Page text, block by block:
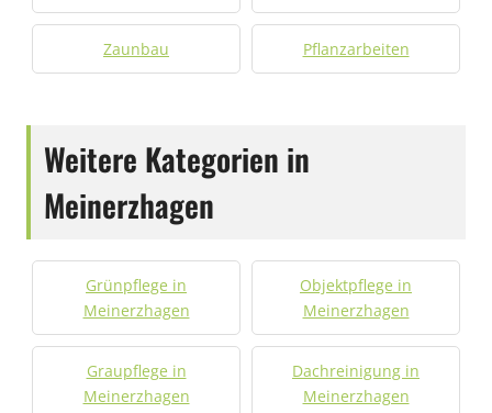
Zaunbau Pflanzarbeiten
Weitere Kategorien in
Meinerzhagen
Grünpflege in
Meinerzhagen
Objektpflege in
Meinerzhagen
Graupflege in
Meinerzhagen
Dachreinigung in
Meinerzhagen